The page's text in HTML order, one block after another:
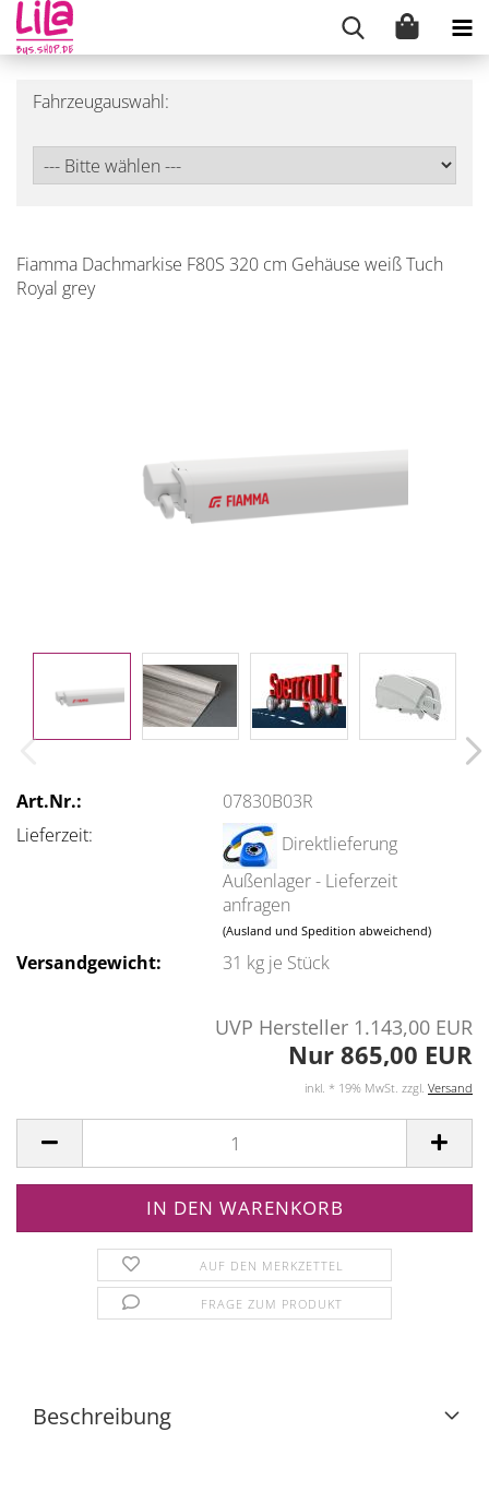
Fahrzeugauswahl:
Fiamma Dachmarkise F80S 320 cm Gehäuse weiß Tuch
Royal grey
Art.Nr.:
07830B03R
Lieferzeit:
Direktlieferung
Außenlager - Lieferzeit
anfragen
(Ausland und Spedition abweichend)
Versandgewicht: 31 kg je Stück
UVP Hersteller 1.143,00 EUR
Nur 865,00 EUR
inkl. * 19% MwSt. zzgl. Versand
AUF DEN MERKZETTEL
FRAGE ZUM PRODUKT
Beschreibung